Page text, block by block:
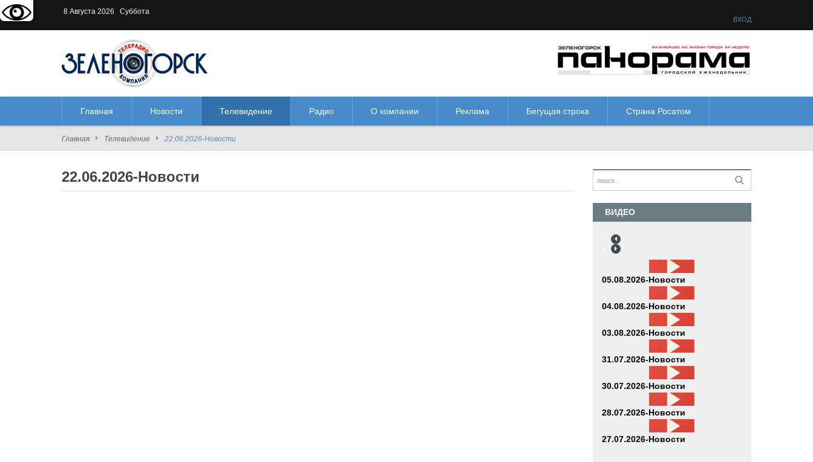
Версия для слабовидящих:
8 Августа 2026 Суббота
ВХОД
Главная Новости Телевидение Радио О компании Реклама Бегущая строка Страна Росатом
Главная Телевидение 22.06.2026-Новости
22.06.2026-Новости
ВИДЕО
05.08.2026-Новости
04.08.2026-Новости
03.08.2026-Новости
31.07.2026-Новости
30.07.2026-Новости
28.07.2026-Новости
27.07.2026-Новости